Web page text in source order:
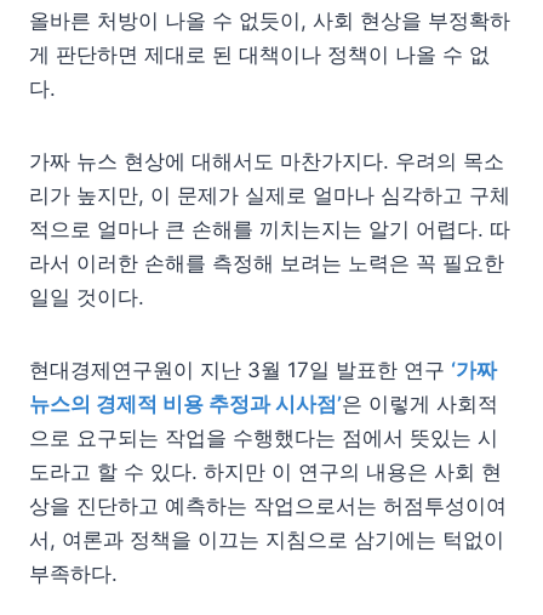
올바른 처방이 나올 수 없듯이, 사회 현상을 부정확하
게 판단하면 제대로 된 대책이나 정책이 나올 수 없
다.
가짜 뉴스 현상에 대해서도 마찬가지다. 우려의 목소
리가 높지만, 이 문제가 실제로 얼마나 심각하고 구체
적으로 얼마나 큰 손해를 끼치는지는 알기 어렵다. 따
라서 이러한 손해를 측정해 보려는 노력은 꼭 필요한
일일 것이다.
현대경제연구원이 지난 3월 17일 발표한 연구 ‘가짜
뉴스의 경제적 비용 추정과 시사점’은 이렇게 사회적
으로 요구되는 작업을 수행했다는 점에서 뜻있는 시
도라고 할 수 있다. 하지만 이 연구의 내용은 사회 현
상을 진단하고 예측하는 작업으로서는 허점투성이여
서, 여론과 정책을 이끄는 지침으로 삼기에는 턱없이
부족하다.